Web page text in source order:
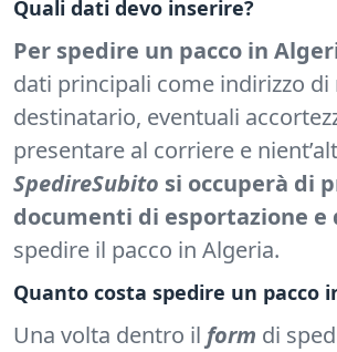
Quali dati devo inserire?
Per spedire un pacco in
dati principali come indirizzo
destinatario, eventuali
presentare al corriere e
SpedireSubito si occuperà di
documenti di esportazione e
spedire il pacco in Algeria.
Quanto costa spedire un pacco
Una volta dentro il form di